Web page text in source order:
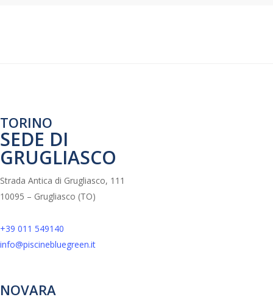
TORINO
SEDE DI
GRUGLIASCO
Strada Antica di Grugliasco, 111
10095 – Grugliasco (TO)
+39 011 549140
info@piscinebluegreen.it
NOVARA